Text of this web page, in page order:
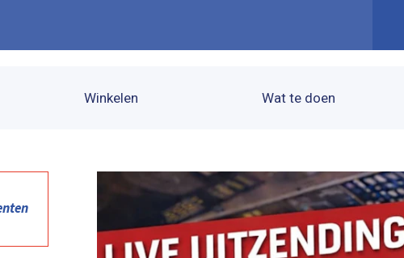
Winkelen Wat te doen